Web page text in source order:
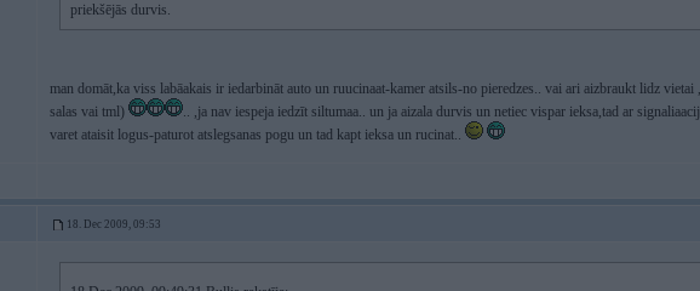
priekšējās durvis.
man domāt,ka viss labāakais ir iedarbināt auto un ruucinaat-kamer atsils-no pieredzes.. vai ari aizbraukt lidz
salas vai tml)
.. ,ja nav iespeja iedzīt siltumaa.. un ja aizala durvis un netiec vispar ieksa,tad ar
varet ataisit logus-paturot atslegsanas pogu un tad kapt ieksa un rucinat..
18. Dec 2009, 09:53